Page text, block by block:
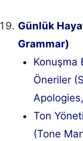
Günlük
Grammar)
Konuşma
Öneriler
Ton
(Tone